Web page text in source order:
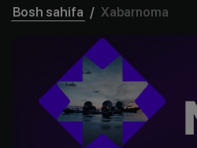
Bosh sahifa / Xabarnoma